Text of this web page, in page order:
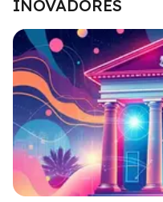
INOVADORES